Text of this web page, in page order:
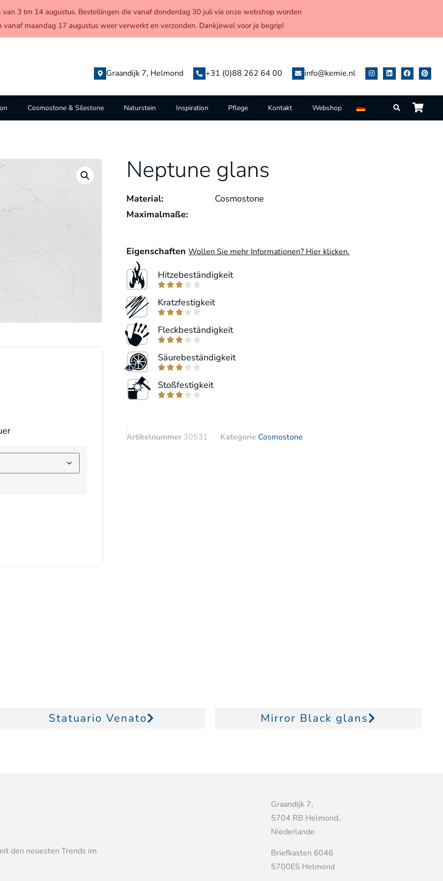
Graandijk 7, Helmond +31 (0)88 262 64 00 info@kemie.nl
Cosmostone & Silestone Naturstein Inspiration Pflege Kontakt Webshop
Neptune glans
Material:
Cosmostone
Maximalmaße:
Eigenschaften Wollen Sie mehr Informationen? Hier klicken.
Hitzebeständigkeit
    
Kratzfestigkeit
    
Fleckbeständigkeit
    
Säurebeständigkeit
    
Stoßfestigkeit
    
Artikelnummer 30531 Kategorie Cosmostone
Statuario Venato Mirror Black glans
den neuesten Trends im
Graandijk 7,
5704 RB Helmond,
Niederlande
Briefkasten 6046
5700ES Helmond
van 3 tm 14 augustus. Bestellingen die vanaf donderdag 30 juli via onze webshop worden
vanaf maandag 17 augustus weer verwerkt en verzonden. Dankjewel voor je begrip!